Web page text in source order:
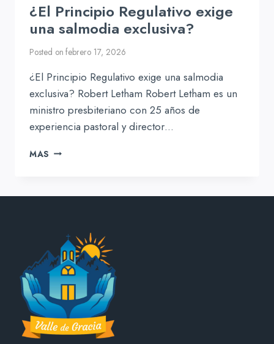
¿El Principio Regulativo exige
una salmodia exclusiva?
Posted on febrero 17, 2026
¿El Principio Regulativo exige una salmodia
exclusiva? Robert Letham Robert Letham es un
ministro presbiteriano con 25 años de
experiencia pastoral y director…
MAS ¿EL